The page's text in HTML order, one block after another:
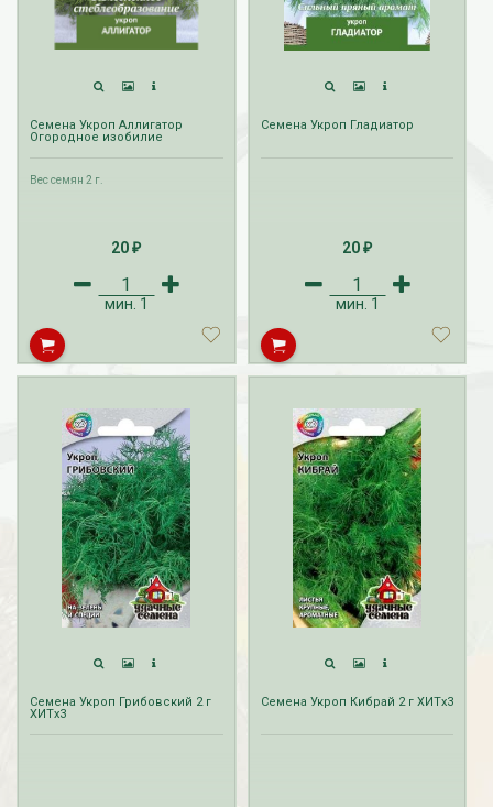
Семена Укроп Аллигатор
Огородное изобилие
Вес семян 2 г.
20₽
мин. 1
Семена Укроп Гладиатор
20₽
мин. 1
Семена Укроп Грибовский 2 г
ХИТх3
Семена Укроп Кибрай 2 г ХИТх3